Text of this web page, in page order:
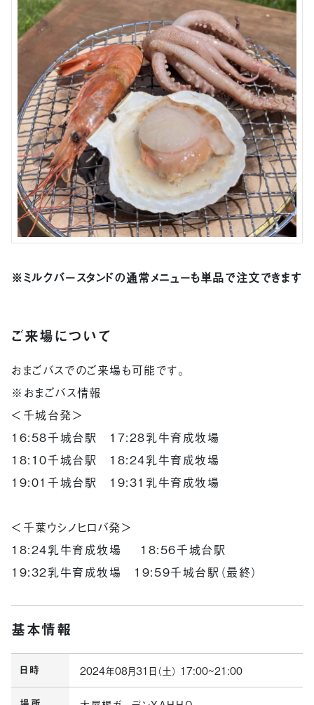
※ミルクバースタンドの通常メニューも単品で注文できます
ご来場について
おまごバスでのご来場も可能です。
※おまごバス情報
＜千城台発＞
16:58千城台駅 17:28乳牛育成牧場
18:10千城台駅 18:24乳牛育成牧場
19:01千城台駅 19:31乳牛育成牧場
＜千葉ウシノヒロバ発＞
18:24乳牛育成牧場 18:56千城台駅
19:32乳牛育成牧場 19:59千城台駅（最終）
基本情報
日時 2024年08月31日（土） 17:00~21:00